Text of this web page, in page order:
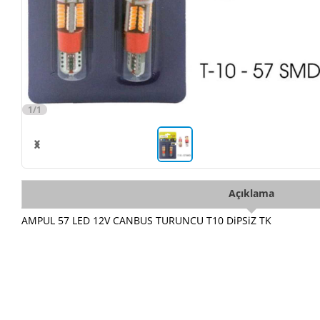
1/1
Açıklama
AMPUL 57 LED 12V CANBUS TURUNCU T10 DiPSiZ TK